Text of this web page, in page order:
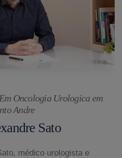
Oncologia Urologica em
Andre
Sato
médico urologista e